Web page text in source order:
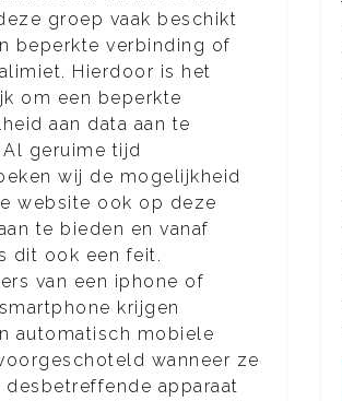
groep vaak beschikt
beperkte verbinding of
Hierdoor is het
om een beperkte
aan data aan te
Al geruime tijd
wij de mogelijkheid
website ook op deze
te bieden en vanaf
dit ook een feit.
van een iphone of
krijgen
automatisch mobiele
wanneer ze
desbetreffende apparaat